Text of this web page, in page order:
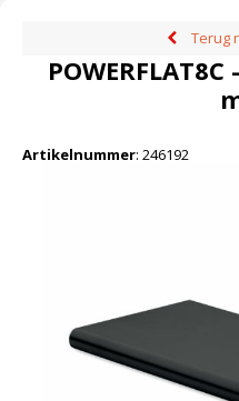
Terug
Artikelnummer: 246192